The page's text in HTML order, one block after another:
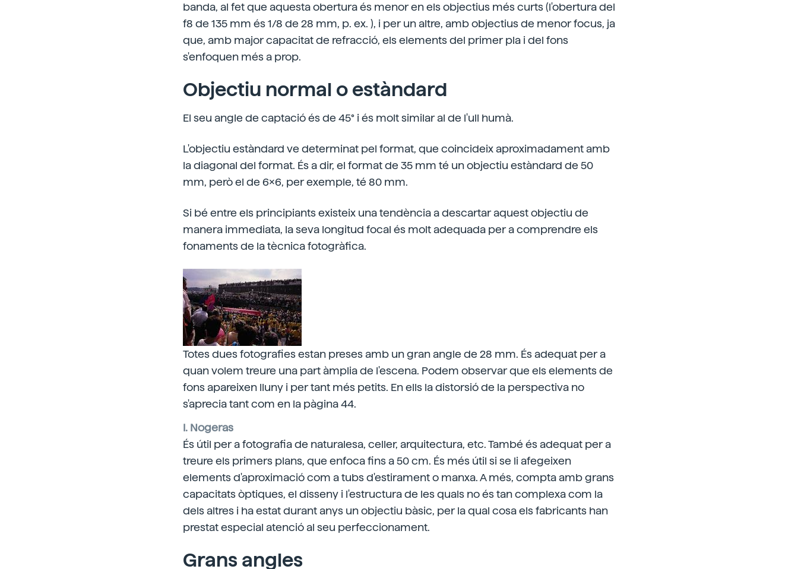
banda, al fet que aquesta obertura és menor en els objectius més curts (l'obertura del
f8 de 135 mm és 1/8 de 28 mm, p. ex. ), i per un altre, amb objectius de menor focus, ja
que, amb major capacitat de refracció, els elements del primer pla i del fons
s'enfoquen més a prop.
Objectiu normal o estàndard
El seu angle de captació és de 45° i és molt similar al de l'ull humà.
L'objectiu estàndard ve determinat pel format, que coincideix aproximadament amb
la diagonal del format. És a dir, el format de 35 mm té un objectiu estàndard de 50
mm, però el de 6x6, per exemple, té 80 mm.
Si bé entre els principiants existeix una tendència a descartar aquest objectiu de
manera immediata, la seva longitud focal és molt adequada per a comprendre els
fonaments de la tècnica fotogràfica.
Totes dues fotografies estan preses amb un gran angle de 28 mm. És adequat per a
quan volem treure una part àmplia de l'escena. Podem observar que els elements de
fons apareixen lluny i per tant més petits. En ells la distorsió de la perspectiva no
s'aprecia tant com en la pàgina 44.
I. Nogeras
És útil per a fotografia de naturalesa, celler, arquitectura, etc. També és adequat per a
treure els primers plans, que enfoca fins a 50 cm. És més útil si se li afegeixen
elements d'aproximació com a tubs d'estirament o manxa. A més, compta amb grans
capacitats òptiques, el disseny i l'estructura de les quals no és tan complexa com la
dels altres i ha estat durant anys un objectiu bàsic, per la qual cosa els fabricants han
prestat especial atenció al seu perfeccionament.
Grans angles